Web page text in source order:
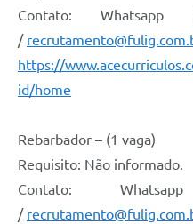
Contato:
/
https://
id/home
Rebarbador – (1 vaga)
Requisito: Não informado.
Contato:
/